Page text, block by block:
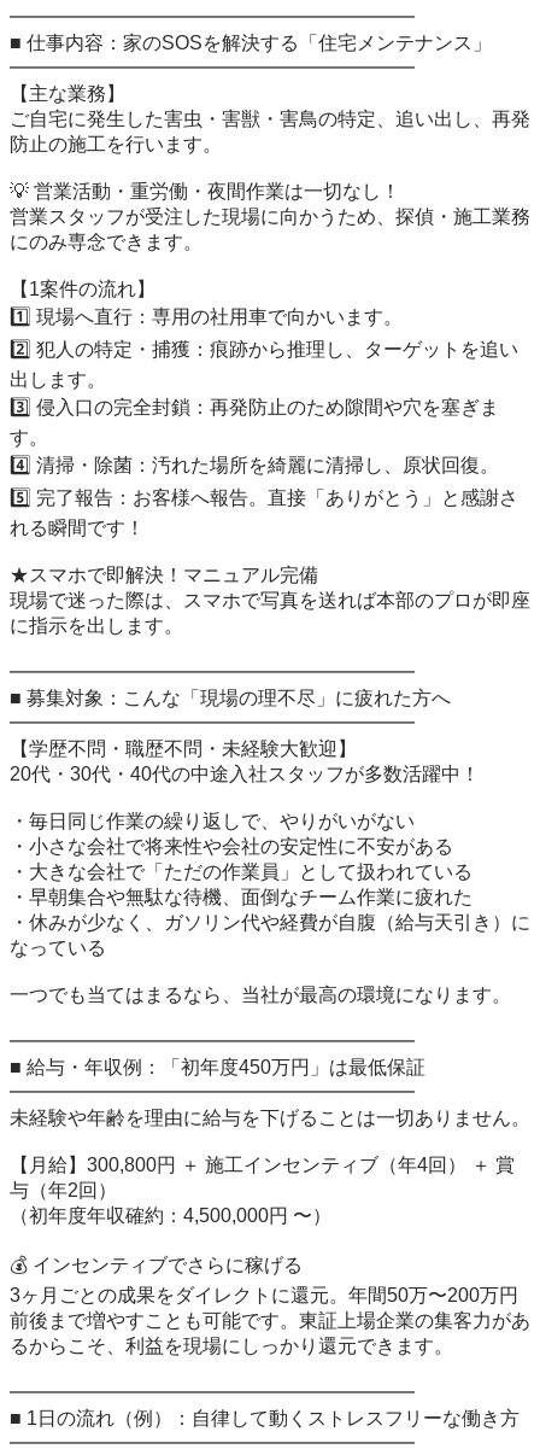
━━━━━━━━━━━━━━━━━━━━━
■ 仕事内容：家のSOSを解決する「住宅メンテナンス」
━━━━━━━━━━━━━━━━━━━━━
【主な業務】
ご自宅に発生した害虫・害獣・害鳥の特定、追い出し、再発
防止の施工を行います。
💡 営業活動・重労働・夜間作業は一切なし！
営業スタッフが受注した現場に向かうため、探偵・施工業務
にのみ専念できます。
【1案件の流れ】
1️⃣ 現場へ直行：専用の社用車で向かいます。
2️⃣ 犯人の特定・捕獲：痕跡から推理し、ターゲットを追い
出します。
3️⃣ 侵入口の完全封鎖：再発防止のため隙間や穴を塞ぎま
す。
4️⃣ 清掃・除菌：汚れた場所を綺麗に清掃し、原状回復。
5️⃣ 完了報告：お客様へ報告。直接「ありがとう」と感謝さ
れる瞬間です！
★スマホで即解決！マニュアル完備
現場で迷った際は、スマホで写真を送れば本部のプロが即座
に指示を出します。
━━━━━━━━━━━━━━━━━━━━━
■ 募集対象：こんな「現場の理不尽」に疲れた方へ
━━━━━━━━━━━━━━━━━━━━━
【学歴不問・職歴不問・未経験大歓迎】
20代・30代・40代の中途入社スタッフが多数活躍中！
・毎日同じ作業の繰り返しで、やりがいがない
・小さな会社で将来性や会社の安定性に不安がある
・大きな会社で「ただの作業員」として扱われている
・早朝集合や無駄な待機、面倒なチーム作業に疲れた
・休みが少なく、ガソリン代や経費が自腹（給与天引き）に
なっている
一つでも当てはまるなら、当社が最高の環境になります。
━━━━━━━━━━━━━━━━━━━━━
■ 給与・年収例：「初年度450万円」は最低保証
━━━━━━━━━━━━━━━━━━━━━
未経験や年齢を理由に給与を下げることは一切ありません。
【月給】300,800円 ＋ 施工インセンティブ（年4回） ＋ 賞
与（年2回）
（初年度年収確約：4,500,000円 〜）
💰 インセンティブでさらに稼げる
3ヶ月ごとの成果をダイレクトに還元。年間50万〜200万円
前後まで増やすことも可能です。東証上場企業の集客力があ
るからこそ、利益を現場にしっかり還元できます。
━━━━━━━━━━━━━━━━━━━━━
■ 1日の流れ（例）：自律して動くストレスフリーな働き方
━━━━━━━━━━━━━━━━━━━━━